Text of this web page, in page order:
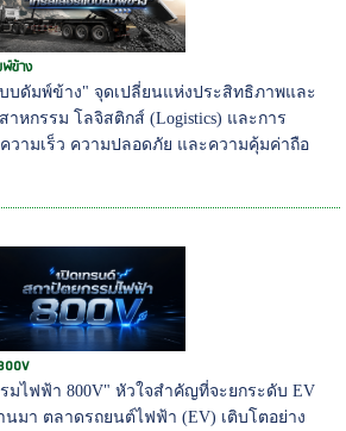
พ์ข้าง
บดัมพ์ข้าง" จุดเปลี่ยนแห่งประสิทธิภาพและ
หกรรม โลจิสติกส์ (Logistics) และการ
ามเร็ว ความปลอดภัย และความคุ้มค่าถือ
มไฟฟ้า 800V" หัวใจสำคัญที่จะยกระดับ EV
มา ตลาดรถยนต์ไฟฟ้า (EV) เติบโตอย่าง